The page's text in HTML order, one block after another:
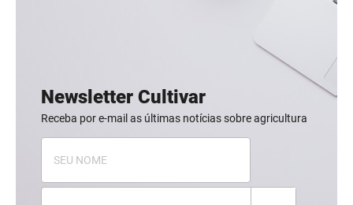
Newsletter Cultivar
Receba por e-mail as últimas notícias sobre agricultura